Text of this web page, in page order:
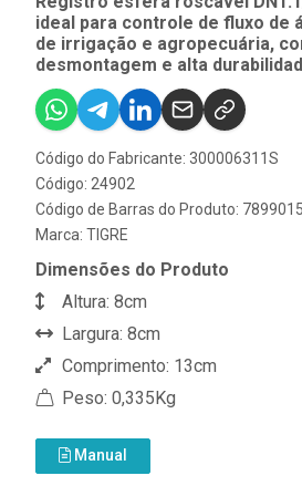
ideal para controle de fluxo de
de irrigação e agropecuária,
desmontagem e alta
Código do Fabricante: 300006311S
Código: 24902
Código de Barras do Produto:
Marca: TIGRE
Dimensões do Produto
Altura: 8cm
Largura: 8cm
Comprimento: 13cm
Peso: 0,335Kg
Manual